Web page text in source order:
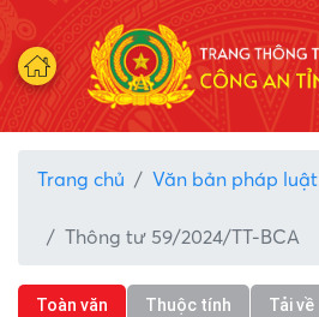
Trang chủ Văn bản pháp luật
Thông tư 59/2024/TT-BCA
Toàn văn Thuộc tính Tải về